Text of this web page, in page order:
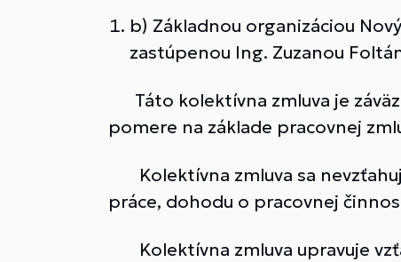
b) Základnou organizáciou
zastúpenou Ing. Zuzanou
Táto kolektívna zmluva je
pomere na základe pracovnej
Kolektívna zmluva sa
práce, dohodu o pracovnej
Kolektívna zmluva upravuje